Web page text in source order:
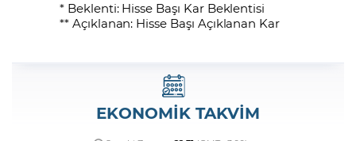
* Beklenti: Hisse Başı Kar Beklentisi
** Açıklanan: Hisse Başı Açıklanan Kar
EKONOMİK TAKVİM